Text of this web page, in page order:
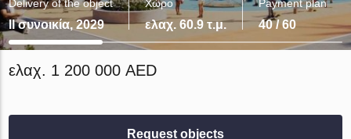
Delivery of the object
II συνοικία, 2029
Χώρο
ελαχ. 60.9 τ.μ.
Payment plan
40 / 60
ελαχ. 1 200 000 AED
Request objects